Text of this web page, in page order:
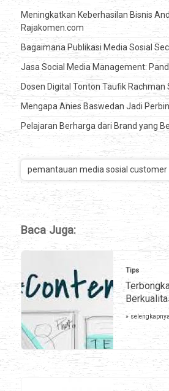
Meningkatkan Keberhasilan Bisnis
Rajakomen.com
Bagaimana Publikasi Media Sosial
Jasa Social Media Management:
Dosen Digital Tonton Taufik
Mengapa Anies Baswedan Jadi
Pelajaran Berharga dari Brand yang
pemantauan media sosial customer
Baca Juga:
Tips
» selengkapnya